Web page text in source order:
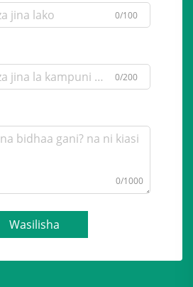
0/100
0/200
0/1000
Wasilisha